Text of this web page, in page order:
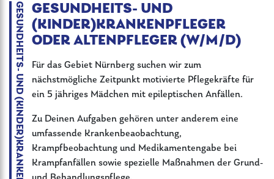
GESUNDHEITS- UND
(KINDER)KRANKENPFLEGER
ODER ALTENPFLEGER (W/M/D)
Für das Gebiet Nürnberg suchen wir zum
nächstmögliche Zeitpunkt motivierte Pflegekräfte für
ein 5 jähriges Mädchen mit epileptischen Anfällen.
Zu Deinen Aufgaben gehören unter anderem eine
umfassende Krankenbeaobachtung,
Krampfbeobachtung und Medikamentengabe bei
Krampfanfällen sowie spezielle Maßnahmen der Grund-